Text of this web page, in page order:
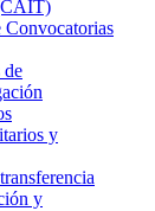
Convocatorias
de
y
y